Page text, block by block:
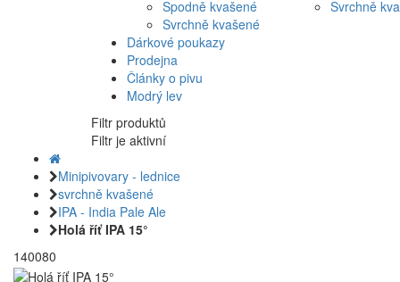
Spodně kvašené
Svrchně kvašené
Svrchně
Dárkové poukazy
Prodejna
Články o pivu
Modrý lev
Filtr produktů
Filtr je aktivní
Minipivovary - lednice
svrchně kvašené
IPA - India Pale Ale
Holá říť IPA 15°
140080